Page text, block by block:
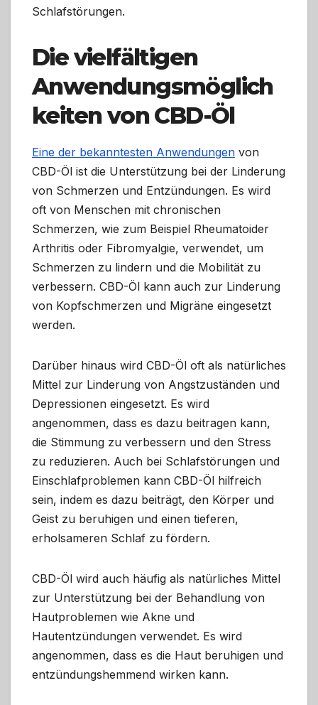
Schlafstörungen.
Die vielfältigen
Anwendungsmöglich
keiten von CBD-Öl
Eine der bekanntesten Anwendungen von
CBD-Öl ist die Unterstützung bei der Linderung
von Schmerzen und Entzündungen. Es wird
oft von Menschen mit chronischen
Schmerzen, wie zum Beispiel Rheumatoider
Arthritis oder Fibromyalgie, verwendet, um
Schmerzen zu lindern und die Mobilität zu
verbessern. CBD-Öl kann auch zur Linderung
von Kopfschmerzen und Migräne eingesetzt
werden.
Darüber hinaus wird CBD-Öl oft als natürliches
Mittel zur Linderung von Angstzuständen und
Depressionen eingesetzt. Es wird
angenommen, dass es dazu beitragen kann,
die Stimmung zu verbessern und den Stress
zu reduzieren. Auch bei Schlafstörungen und
Einschlafproblemen kann CBD-Öl hilfreich
sein, indem es dazu beiträgt, den Körper und
Geist zu beruhigen und einen tieferen,
erholsameren Schlaf zu fördern.
CBD-Öl wird auch häufig als natürliches Mittel
zur Unterstützung bei der Behandlung von
Hautproblemen wie Akne und
Hautentzündungen verwendet. Es wird
angenommen, dass es die Haut beruhigen und
entzündungshemmend wirken kann.